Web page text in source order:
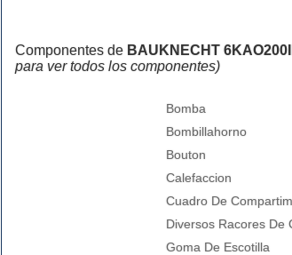
Componentes de BAUKNECHT
para ver todos los componentes)
Bomba
Bombillahorno
Bouton
Calefaccion
Cuadro De
Diversos Racores De
Goma De Escotilla